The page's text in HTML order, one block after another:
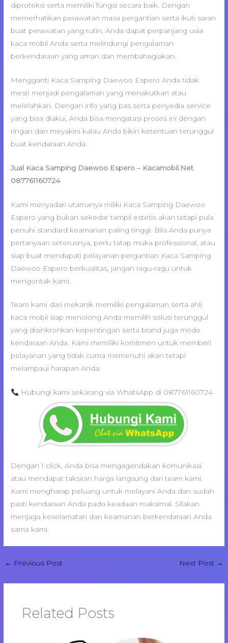
diproteksi serta memiliki fungsi secara baik. Dengan
memerhatikan perawatan masa pergantian serta ikuti saran
buat perawatan yang rutin, Anda dapat perpanjang usia
kaca mobil Anda serta melindungi pengalaman
berkendaraan yang aman dan membahagiakan.
Mengganti Kaca Samping Daewoo Espero Anda tidak
mesti menjadi pengalaman yang menakutkan atau
melelahkan. Dengan info yang pas serta penyedia service
yang bisa diakui, Anda bisa mengatasi proses ini dengan
ringan dan meyakini kalau Anda bikin ketentuan terunggul
buat kendaraan Anda.
Jual Kaca Samping Daewoo Espero – Kacamobil.Net
087761160724
Kami menyadari utamanya miliki Kaca Samping Daewoo
Espero yang bukan sekedar tampil estetis akan tetapi pula
penuhi standard keamanan paling tinggi. Bila Anda punya
pertanyaan seterusnya, perlu tatap muka professional, atau
siap buat mendapati pelayanan pergantian Kaca Samping
Daewoo Espero berkualitas, jangan ragu-ragu untuk
mengontak kami.
Team kami dari mekanik memiliki pengalaman serta ahli
kaca mobil siap menolong Anda memilih solusi terunggul
yang disinkronkan kepentingan serta brand juga mode
kendaraan Anda. Kami memiliki komitmen untuk memberi
pelayanan yang tidak cuma memenuhi akan tetapi
melampaui harapan Anda.
Hubungi kami sekarang via WhatsApp di 087761160724
Dengan 1 click, Anda bisa mengagendakan komunikasi
atau mendapat taksiran harga langsung dari team kami.
Kami mengharap peluang untuk melayani Anda dan sudah
pasti kendaraan Anda pada keadaan maksimal. Silakan
menjaga keselamatan dan keamanan berkendaraan Anda
sama kami.
← Previous Post Next Post →
Related Posts